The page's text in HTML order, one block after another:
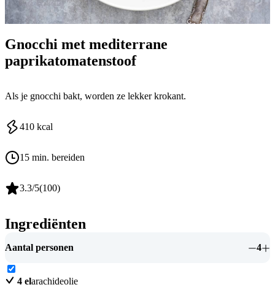
Gnocchi met mediterrane
paprikatomatenstoof
Als je gnocchi bakt, worden ze lekker krokant.
410 kcal
15 min. bereiden
3.3/5(100)
Ingrediënten
Aantal personen 4
4 elarachideolie